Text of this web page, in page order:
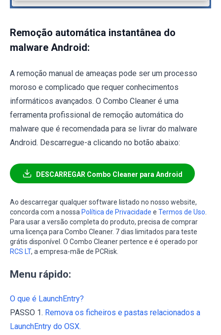
Remoção automática instantânea do
malware Android:
A remoção manual de ameaças pode ser um processo
moroso e complicado que requer conhecimentos
informáticos avançados. O Combo Cleaner é uma
ferramenta profissional de remoção automática do
malware que é recomendada para se livrar do malware
Android. Descarregue-a clicando no botão abaixo:
DESCARREGAR Combo Cleaner para Android
Ao descarregar qualquer software listado no nosso website,
concorda com a nossa Política de Privacidade e Termos de Uso
Para usar a versão completa do produto, precisa de comprar
uma licença para Combo Cleaner. 7 dias limitados para teste
grátis disponível. O Combo Cleaner pertence e é operado por
RCS LT, a empresa-mãe de PCRisk.
Menu rápido:
O que é LaunchEntry?
PASSO 1. Remova os ficheiros e pastas relacionados a
LaunchEntry do OSX.